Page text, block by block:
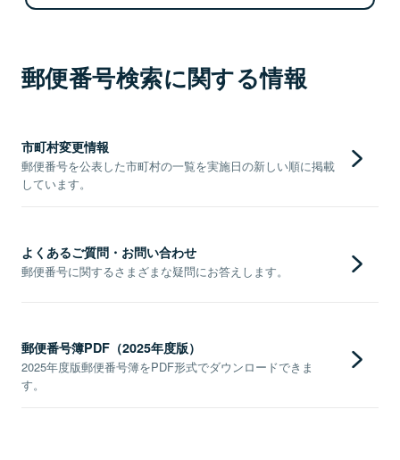
郵便番号検索に関する情報
市町村変更情報
郵便番号を公表した市町村の一覧を実施日の新しい順に掲載
しています。
よくあるご質問・お問い合わせ
郵便番号に関するさまざまな疑問にお答えします。
郵便番号簿PDF（2025年度版）
2025年度版郵便番号簿をPDF形式でダウンロードできま
す。